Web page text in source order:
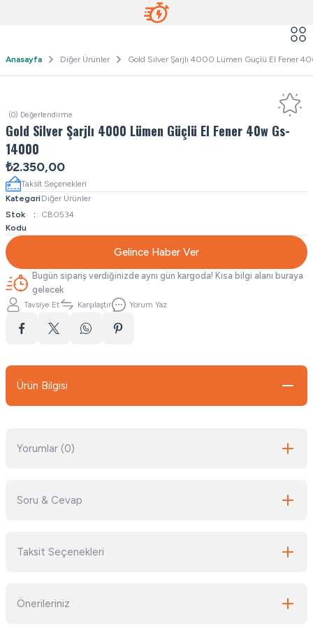
Anasayfa Diğer Ürünler Gold Silver Şarjlı 4000 Lümen Güçlü El Fener
(0) Değerlendirme
Gold Silver Şarjlı 4000 Lümen Güçlü El Fener 40w Gs-
14000
₺2.350,00
Taksit Seçenekleri
Kategori Diğer Ürünler
Stok
Kodu
CB0534
Gelince Haber Ver
Bugün sipariş verdiğinizde aynı gün kargoda! Kısa bilgi alanı buraya
gelecek
Tavsiye Et Karşılaştır Yorum Yaz
Ürün Bilgisi
Yorumlar (0)
Soru & Cevap
Taksit Seçenekleri
Önerileriniz